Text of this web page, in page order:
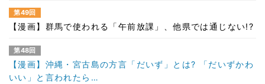
第49回
【漫画】群馬で使われる「午前放課」、他県では通じない!?
第48回
【漫画】沖縄・宮古島の方言「だいず」とは? 「だいずかわ
いい」と言われたら…